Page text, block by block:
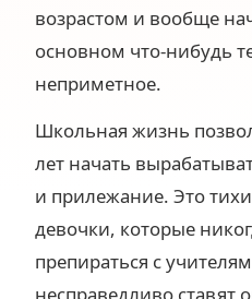
возрастом и вообще
основном что-нибудь
неприметное.
Школьная жизнь
лет начать
и прилежание. Это
девочки, которые
препираться с